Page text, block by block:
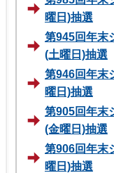
曜日)抽選
第945回年末
(土曜日)抽選
第946回年末
曜日)抽選
第905回年末
(金曜日)抽選
第906回年末
曜日)抽選